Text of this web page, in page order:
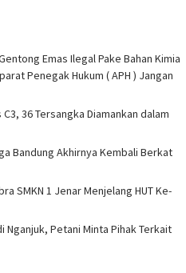
Emas Ilegal Pake Bahan Kimia
Penegak Hukum ( APH ) Jangan
36 Tersangka Diamankan dalam
Bandung Akhirnya Kembali Berkat
SMKN 1 Jenar Menjelang HUT Ke-
Nganjuk, Petani Minta Pihak Terkait